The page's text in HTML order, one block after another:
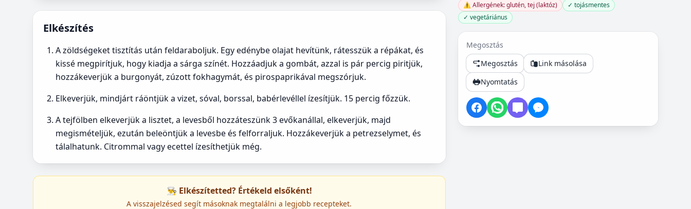
Elkészítés
A zöldségeket tisztítás után feldaraboljuk. Egy edénybe olajat hevítünk, rátesszük a répákat, és
kissé megpirítjuk, hogy kiadja a sárga színét. Hozzáadjuk a gombát, azzal is pár percig piritjük,
hozzákeverjük a burgonyát, zúzott fokhagymát, és pirospaprikával megszórjuk.
Elkeverjük, mindjárt ráöntjük a vizet, sóval, borssal, babérlevéllel ízesítjük. 15 percig főzzük.
A tejfölben elkeverjük a lisztet, a levesből hozzáteszünk 3 evőkanállal, elkeverjük, majd
megismételjük, ezután beleöntjük a levesbe és felforraljuk. Hozzákeverjük a petrezselymet, és
tálalhatunk. Citrommal vagy ecettel ízesíthetjük még.
👨‍🍳 Elkészítetted? Értékeld elsőként!
A visszajelzésed segít másoknak megtalálni a legjobb recepteket.
⚠️ Allergének: glutén, tej (laktóz)
✓ tojásmentes
✓ vegetáriánus
Megosztás
Megosztás
Link másolása
Nyomtatás